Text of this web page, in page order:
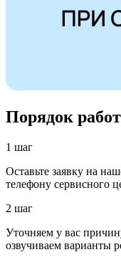
Порядок
1 шаг
Оставьте заявку на
телефону сервисного
2 шаг
Уточняем у вас
озвучиваем варианты